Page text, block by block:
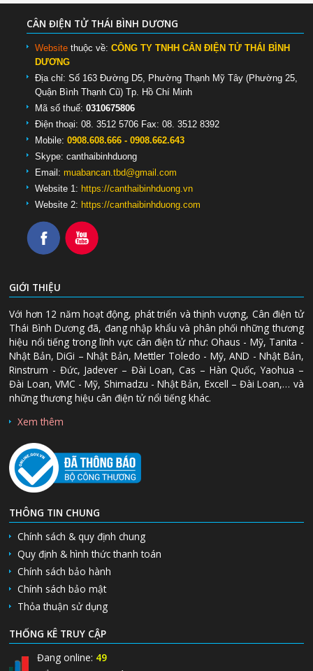
CÂN ĐIỆN TỬ THÁI BÌNH DƯƠNG
Website thuộc về:CÔNG TY TNHH CÂN ĐIỆN TỬ THÁI BÌNH
DƯƠNG
Địa chỉ: Số 163 Đường D5, Phường Thạnh Mỹ Tây (Phường 25,
Quận Bình Thạnh Cũ) Tp. Hồ Chí Minh
Mã số thuế:0310675806
Điện thoại: 08. 3512 5706 Fax: 08. 3512 8392
Mobile: 0908.608.666 - 0908.662.643
Skype:canthaibinhduong
Email:muabancan.tbd@gmail.com
Website 1: https://canthaibinhduong.vn
Website 2: https://canthaibinhduong.com
GIỚI THIỆU
Với hơn 12 năm hoạt động, phát triển và thịnh vượng, Cân điện tử
Thái Bình Dương đã, đang nhập khẩu và phân phối những thương
hiệu nổi tiếng trong lĩnh vực cân điện tử như: Ohaus - Mỹ, Tanita -
Nhật Bản, DiGi – Nhật Bản, Mettler Toledo - Mỹ, AND - Nhật Bản,
Rinstrum - Đức, Jadever – Đài Loan, Cas – Hàn Quốc, Yaohua –
Đài Loan, VMC - Mỹ, Shimadzu - Nhật Bản, Excell – Đài Loan,… và
những thương hiệu cân điện tử nổi tiếng khác.
Xem thêm
THÔNG TIN CHUNG
Chính sách & quy định chung
Quy định & hình thức thanh toán
Chính sách bảo hành
Chính sách bảo mật
Thỏa thuận sử dụng
THỐNG KÊ TRUY CẬP
Đang online: 49